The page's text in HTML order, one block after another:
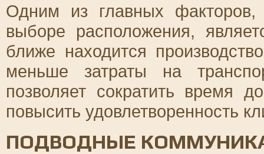
Одним из главных факторов,
выборе расположения,
ближе находится
меньше затраты на
позволяет сократить время
повысить удовлетворенность
ПОДВОДНЫЕ